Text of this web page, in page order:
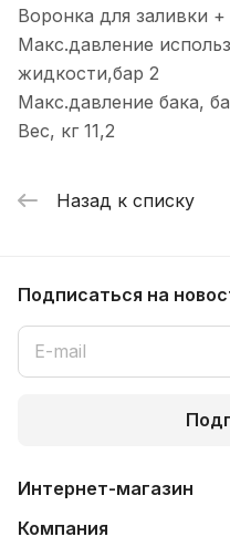
Воронка для заливки +
Макс.давление
жидкости,бар 2
Макс.давление бака,
Вес, кг 11,2
Назад к списку
Подписаться на
Интернет-магазин
Компания